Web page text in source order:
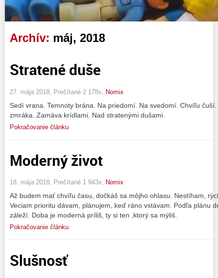
Archív: máj, 2018
Stratené duše
27. mája 2018, Prečítané 2 178x, Nomix
Sedí vrana. Temnoty brána. Na priedomí. Na svedomí. Chvíľu
zmráka. Zamáva krídlami. Nad stratenými dušami.
Pokračovanie článku
Moderný život
18. mája 2018, Prečítané 1 943x, Nomix
Až budem mať chvíľu času, dočkáš sa môjho ohlasu. Nestíham,
Veciam prioritu dávam, plánujem, keď ráno vstávam. Podľa plánu
záleží. Doba je moderná príliš, ty si ten ,ktorý sa mýliš.
Pokračovanie článku
Slušnosť